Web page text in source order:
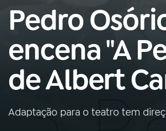
Buscar
na
Rádio
MEC
AO
01 INÍCIO
02 A RÁDIO
Pedro
encena "A
de Albert
Adaptação para o teatro tem